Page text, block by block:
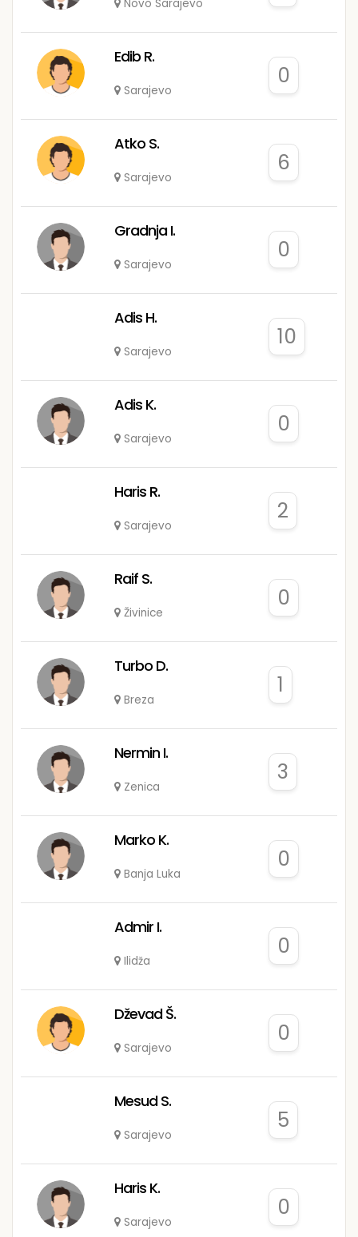
Novo Sarajevo
Edib R.
Sarajevo
0
Atko S.
Sarajevo
6
Gradnja I.
Sarajevo
0
Adis H.
Sarajevo
10
Adis K.
Sarajevo
0
Haris R.
Sarajevo
2
Raif S.
Živinice
0
Turbo D.
Breza
1
Nermin I.
Zenica
3
Marko K.
Banja Luka
0
Admir I.
Ilidža
0
Dževad Š.
Sarajevo
0
Mesud S.
Sarajevo
5
Haris K.
Sarajevo
0